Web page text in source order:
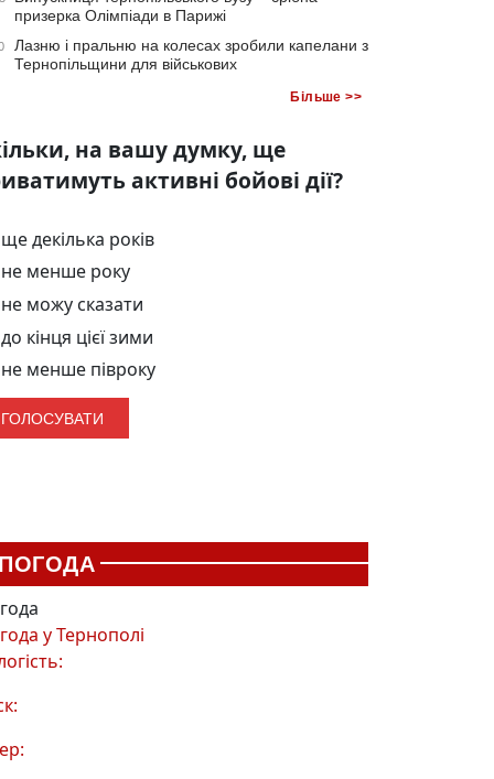
призерка Олімпіади в Парижі
Лазню і пральню на колесах зробили капелани з
Тернопільщини для військових
Більше >>
на вашу думку, ще
активні бойові дії?
ще декілька років
не менше року
не можу сказати
до кінця цієї зими
не менше півроку
ПОГОДА
уТернополі